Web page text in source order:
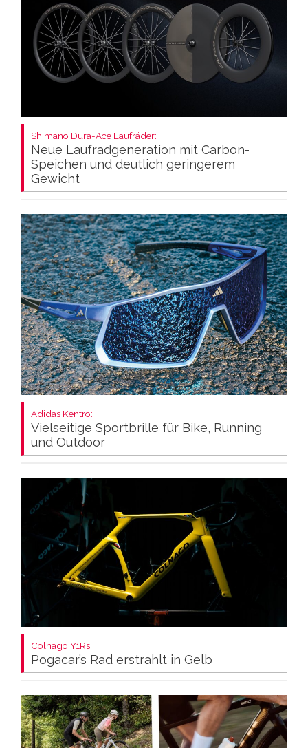
Shimano Dura-Ace Laufräder:
Neue Laufradgeneration mit Carbon-
Speichen und deutlich geringerem
Gewicht
Adidas Kentro:
Vielseitige Sportbrille für Bike, Running
und Outdoor
Colnago Y1Rs:
Pogacar’s Rad erstrahlt in Gelb